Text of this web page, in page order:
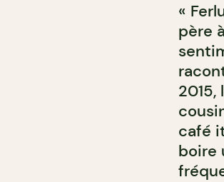
«
père
café
boire